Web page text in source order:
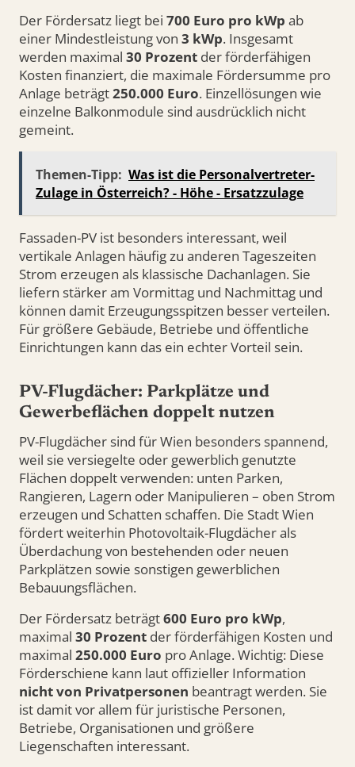
Der Fördersatz liegt bei 700 Euro pro kWp ab
einer Mindestleistung von 3 kWp. Insgesamt
werden maximal 30 Prozent der förderfähigen
Kosten finanziert, die maximale Fördersumme pro
Anlage beträgt250.000 Euro. Einzellösungen wie
einzelne Balkonmodule sind ausdrücklich nicht
gemeint.
Themen-Tipp: Was ist die Personalvertreter-
Zulage in Österreich? - Höhe - Ersatzzulage
Fassaden-PV ist besonders interessant, weil
vertikale Anlagen häufig zu anderen Tageszeiten
Strom erzeugen als klassische Dachanlagen. Sie
liefern stärker am Vormittag und Nachmittag und
können damit Erzeugungsspitzen besser verteilen.
Für größere Gebäude, Betriebe und öffentliche
Einrichtungen kann das ein echter Vorteil sein.
PV-Flugdächer: Parkplätze und
Gewerbeflächen doppelt nutzen
PV-Flugdächer sind für Wien besonders spannend,
weil sie versiegelte oder gewerblich genutzte
Flächen doppelt verwenden: unten Parken,
Rangieren, Lagern oder Manipulieren – oben Strom
erzeugen und Schatten schaffen. Die Stadt Wien
fördert weiterhin Photovoltaik-Flugdächer als
Überdachung von bestehenden oder neuen
Parkplätzen sowie sonstigen gewerblichen
Bebauungsflächen.
Der Fördersatz beträgt600 Euro pro kWp,
maximal 30 Prozent der förderfähigen Kosten und
maximal 250.000 Euro pro Anlage. Wichtig: Diese
Förderschiene kann laut offizieller Information
nicht von Privatpersonen beantragt werden. Sie
ist damit vor allem für juristische Personen,
Betriebe, Organisationen und größere
Liegenschaften interessant.